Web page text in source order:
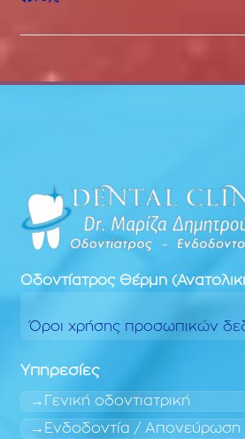
Οδοντίατρος Θέρμη
Όροι χρήσης προσωπικών
Υπηρεσίες
Γενική οδοντιατρική
Ενδοδοντία / Απονεύρωση